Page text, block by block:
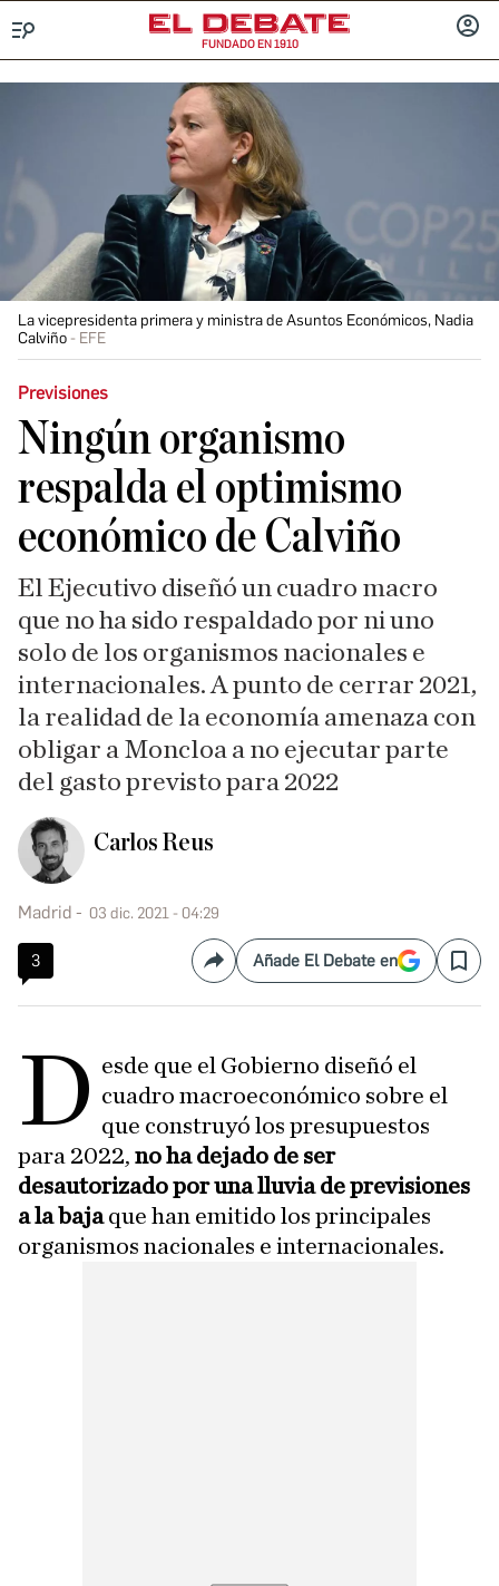
FUNDADO EN 1910
La vicepresidenta primera y ministra de Asuntos Económicos, Nadia
Calviño
EFE
Previsiones
Ningún organismo
respalda el optimismo
económico de Calviño
El Ejecutivo diseñó un cuadro macro
que no ha sido respaldado por ni uno
solo de los organismos nacionales e
internacionales. A punto de cerrar 2021,
la realidad de la economía amenaza con
obligar a Moncloa a no ejecutar parte
del gasto previsto para 2022
Carlos Reus
Madrid 03 dic. 2021 - 04:29
3 CompartirAñade El Debate en Save
D esde que el Gobierno diseñó el
cuadro macroeconómico sobre el
que construyó los presupuestos
para 2022, no ha dejado de ser
desautorizado por una lluvia de previsiones
a la bajaque han emitido los principales
organismos nacionales e internacionales.